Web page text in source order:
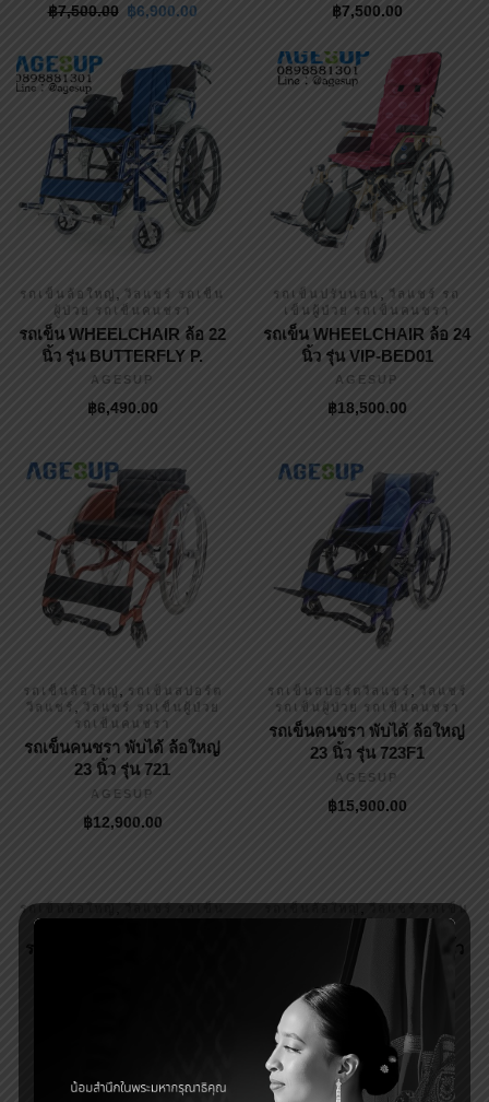
฿7,500.00 ฿6,900.00 ฿7,500.00
รถเข็นล้อใหญ่
วีลแชร์ รถเข็น
ผู้ป่วย รถเข็นคนชรา
รถเข็น WHEELCHAIR ล้อ 22
นิ้ว รุ่น BUTTERFLY P.
AGESUP
฿6,490.00
รถเข็นปรับนอน
วีลแชร์ รถ
เข็นผู้ป่วย รถเข็นคนชรา
รถเข็น WHEELCHAIR ล้อ 24
นิ้ว รุ่น VIP-BED01
AGESUP
฿18,500.00
รถเข็นล้อใหญ่ , รถเข็นสปอร์ต
วีลแชร์ ,
วีลแชร์ รถเข็นผู้ป่วย
รถเข็นคนชรา
รถเข็นคนชรา พับได้ ล้อใหญ่
23 นิ้ว รุ่น 721
AGESUP
฿12,900.00
รถเข็นสปอร์ตวีลแชร์ , วีลแชร์
รถเข็นผู้ป่วย รถเข็นคนชรา
รถเข็นคนชรา พับได้ ล้อใหญ่
23 นิ้ว รุ่น 723F1
AGESUP
฿15,900.00
รถเข็นล้อใหญ่ ,
รถเข็นคนชรา ล้อหลัง 24 นิ้ว
, วีลแชร์ รถเข็น
ผู้ป่วย รถเข็นคนชรา
รถเข็นคนชรา ล้อหลัง 24 นิ้ว
รุ่น 809-1
AGESUP
3,200.00